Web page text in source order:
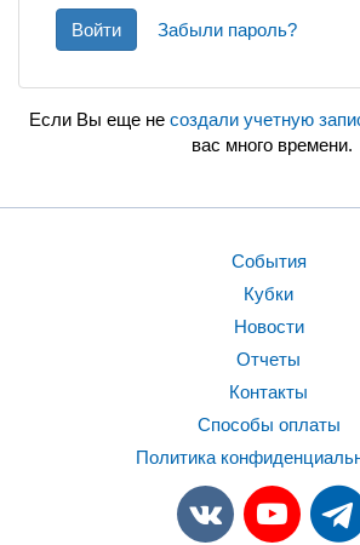
Войти Забыли пароль?
Если Вы еще не создали учетную
вас много времени.
События
Кубки
Новости
Отчеты
Контакты
Способы оплаты
Политика